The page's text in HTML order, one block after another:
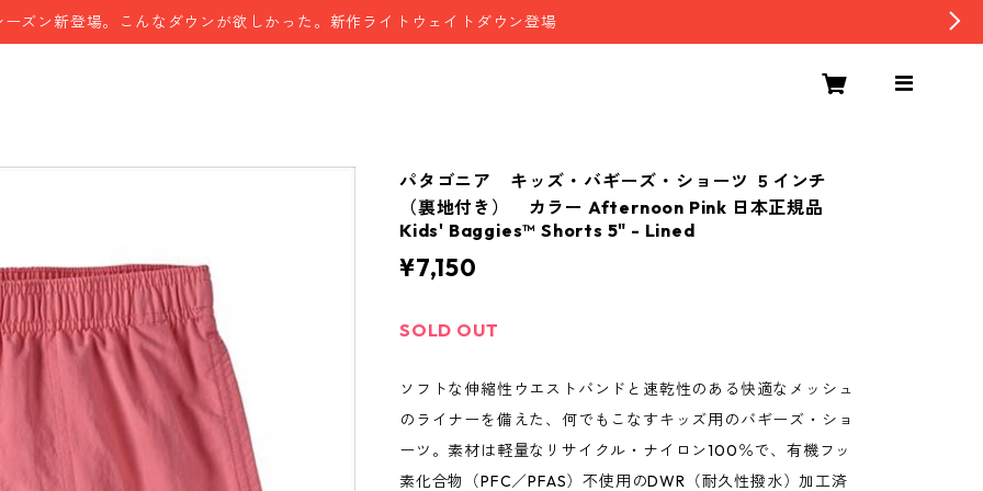
ーズン新登場。こんなダウンが欲しかった。新作ライトウェイトダウン登場
パタゴニア キッズ・バギーズ・ショーツ ５インチ
（裏地付き） カラー Afternoon Pink 日本正規品
Kids' Baggies™ Shorts 5" - Lined
¥7,150
SOLD OUT
ソフトな伸縮性ウエストバンドと速乾性のある快適なメッシュ
のライナーを備えた、何でもこなすキッズ用のバギーズ・ショ
ーツ。素材は軽量なリサイクル・ナイロン100％で、有機フッ
素化合物（PFC／PFAS）不使用のDWR（耐久性撥水）加工済